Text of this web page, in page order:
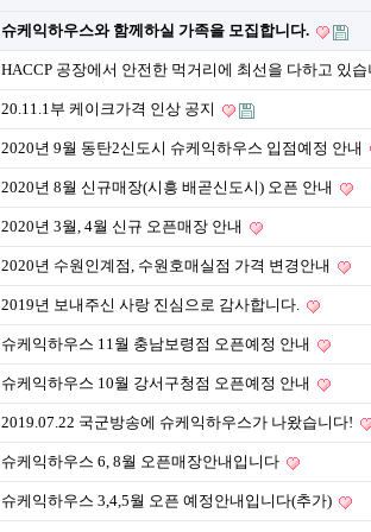
슈케익하우스와 함께하실 가족을 모집합니다.
HACCP 공장에서 안전한 먹거리에 최선을 다하고 있
20.11.1부 케이크가격 인상 공지
2020년 9월 동탄2신도시 슈케익하우스 입점예정 안내
2020년 8월 신규매장(시흥 배곧신도시) 오픈 안내
2020년 3월, 4월 신규 오픈매장 안내
2020년 수원인계점, 수원호매실점 가격 변경안내
2019년 보내주신 사랑 진심으로 감사합니다.
슈케익하우스 11월 충남보령점 오픈예정 안내
슈케익하우스 10월 강서구청점 오픈예정 안내
2019.07.22 국군방송에 슈케익하우스가 나왔습니다!
슈케익하우스 6, 8월 오픈매장안내입니다
슈케익하우스 3,4,5월 오픈 예정안내입니다(추가)